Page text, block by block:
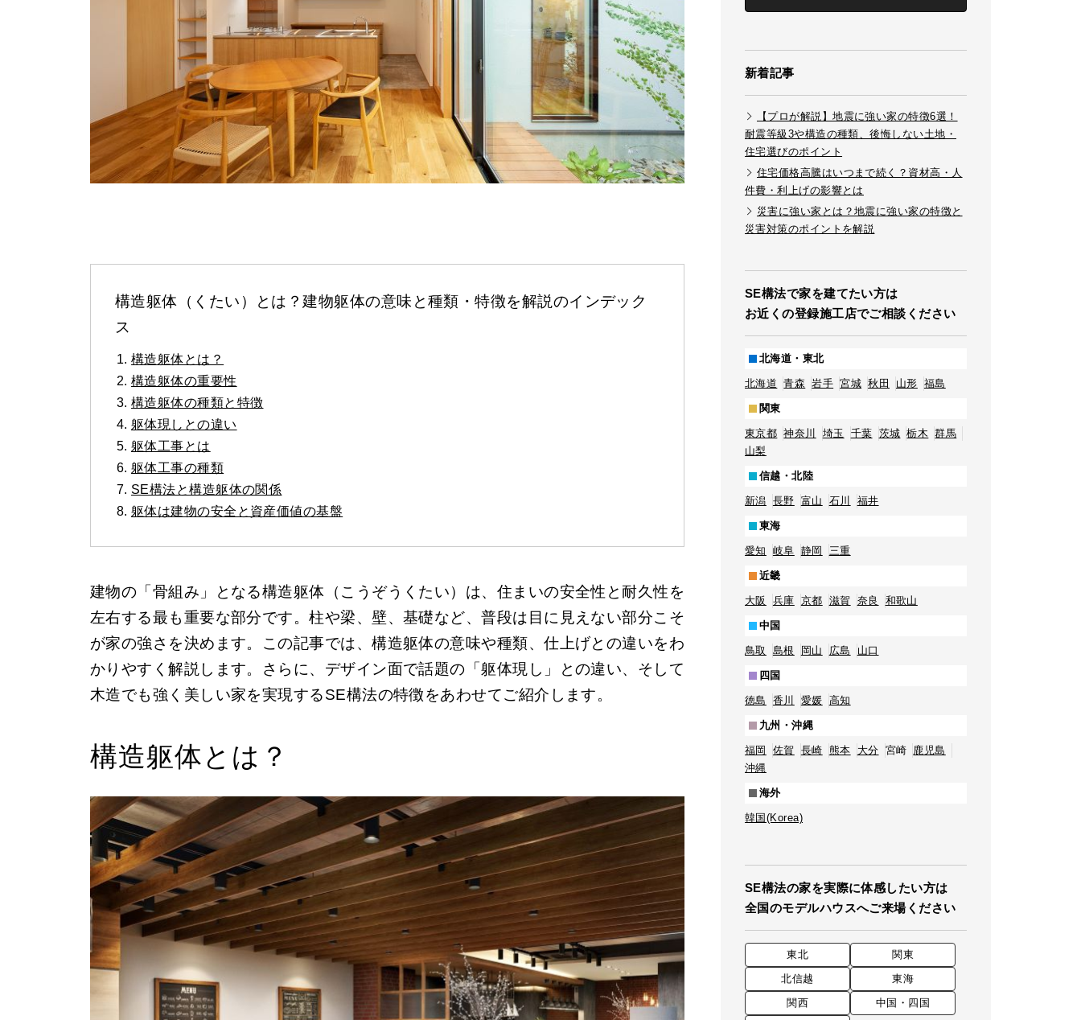
構造躯体（くたい）とは？建物躯体の意味と種類・特徴を解説のインデック
ス
構造躯体とは？
構造躯体の重要性
構造躯体の種類と特徴
躯体現しとの違い
躯体工事とは
躯体工事の種類
SE構法と構造躯体の関係
躯体は建物の安全と資産価値の基盤
建物の「骨組み」となる構造躯体（こうぞうくたい）は、住まいの安全性と耐久性を
左右する最も重要な部分です。柱や梁、壁、基礎など、普段は目に見えない部分こそ
が家の強さを決めます。この記事では、構造躯体の意味や種類、仕上げとの違いをわ
かりやすく解説します。さらに、デザイン面で話題の「躯体現し」との違い、そして
木造でも強く美しい家を実現するSE構法の特徴をあわせてご紹介します。
構造躯体とは？
新着記事
【プロが解説】地震に強い家の特徴6選！
耐震等級3や構造の種類、後悔しない土地・
住宅選びのポイント
住宅価格高騰はいつまで続く？資材高・人
件費・利上げの影響とは
災害に強い家とは？地震に強い家の特徴と
災害対策のポイントを解説
SE構法で家を建てたい方は
お近くの登録施工店でご相談ください
北海道・東北
北海道 青森 岩手 宮城 秋田 山形 福島
関東
東京都 神奈川 埼玉 千葉 茨城 栃木
群馬
山梨
信越・北陸
新潟 長野 富山 石川 福井
東海
愛知 岐阜 静岡 三重
近畿
大阪 兵庫 京都 滋賀 奈良 和歌山
中国
鳥取 島根 岡山 広島 山口
四国
徳島 香川 愛媛 高知
九州・沖縄
福岡 佐賀 長崎 熊本 大分 宮崎 鹿児島
沖縄
海外
韓国(Korea)
SE構法の家を実際に体感したい方は
全国のモデルハウスへご来場ください
東北
関東
北信越
東海
関西
中国・四国